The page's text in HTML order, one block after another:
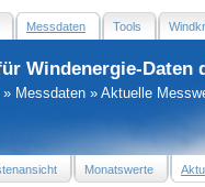
Messdaten Tools
Windenergie-Daten
» Messdaten » Aktuelle
Monatswerte